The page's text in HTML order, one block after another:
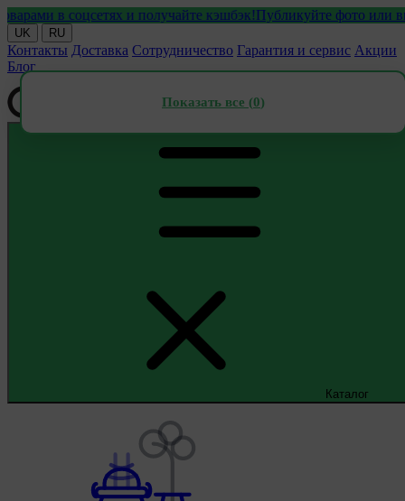
в соцсетях и получайте кэшбэк!Публикуйте фото или видео
UK RU
Контакты Доставка Сотрудничество Гарантия и сервис Акции
Блог
Каталог
Показать все (0)